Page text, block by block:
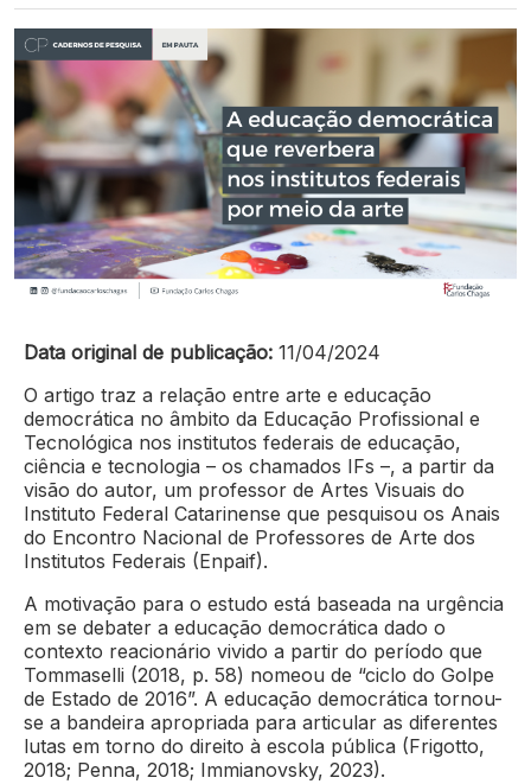
Data original de publicação: 11/04/2024
O artigo traz a relação entre arte e educação
democrática no âmbito da Educação Profissional e
Tecnológica nos institutos federais de educação,
ciência e tecnologia – os chamados IFs –, a partir da
visão do autor, um professor de Artes Visuais do
Instituto Federal Catarinense que pesquisou os Anais
do Encontro Nacional de Professores de Arte dos
Institutos Federais (Enpaif).
A motivação para o estudo está baseada na urgência
em se debater a educação democrática dado o
contexto reacionário vivido a partir do período que
Tommaselli (2018, p. 58) nomeou de “ciclo do Golpe
de Estado de 2016”. A educação democrática tornou-
se a bandeira apropriada para articular as diferentes
lutas em torno do direito à escola pública (Frigotto,
2018; Penna, 2018; Immianovsky, 2023).